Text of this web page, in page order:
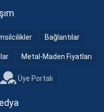
Bağlantılar
Metal-Maden Fiyatları
Üye Portalı